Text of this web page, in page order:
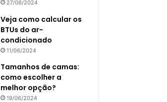
27/06/2024
Veja como calcular os
BTUs do ar-
condicionado
11/06/2024
Tamanhos de camas:
como escolher a
melhor opção?
19/06/2024